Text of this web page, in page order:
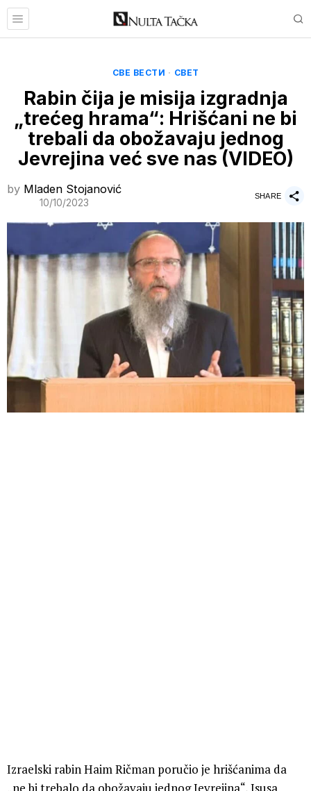
СВЕ ВЕСТИ · СВЕТ
Rabin čija je misija izgradnja
„trećeg hrama“: Hrišćani ne bi
trebali da obožavaju jednog
Jevrejina već sve nas (VIDEO)
by Mladen Stojanović
10/10/2023
SHARE
Izraelski rabin Haim Ričman poručio je hrišćanima da